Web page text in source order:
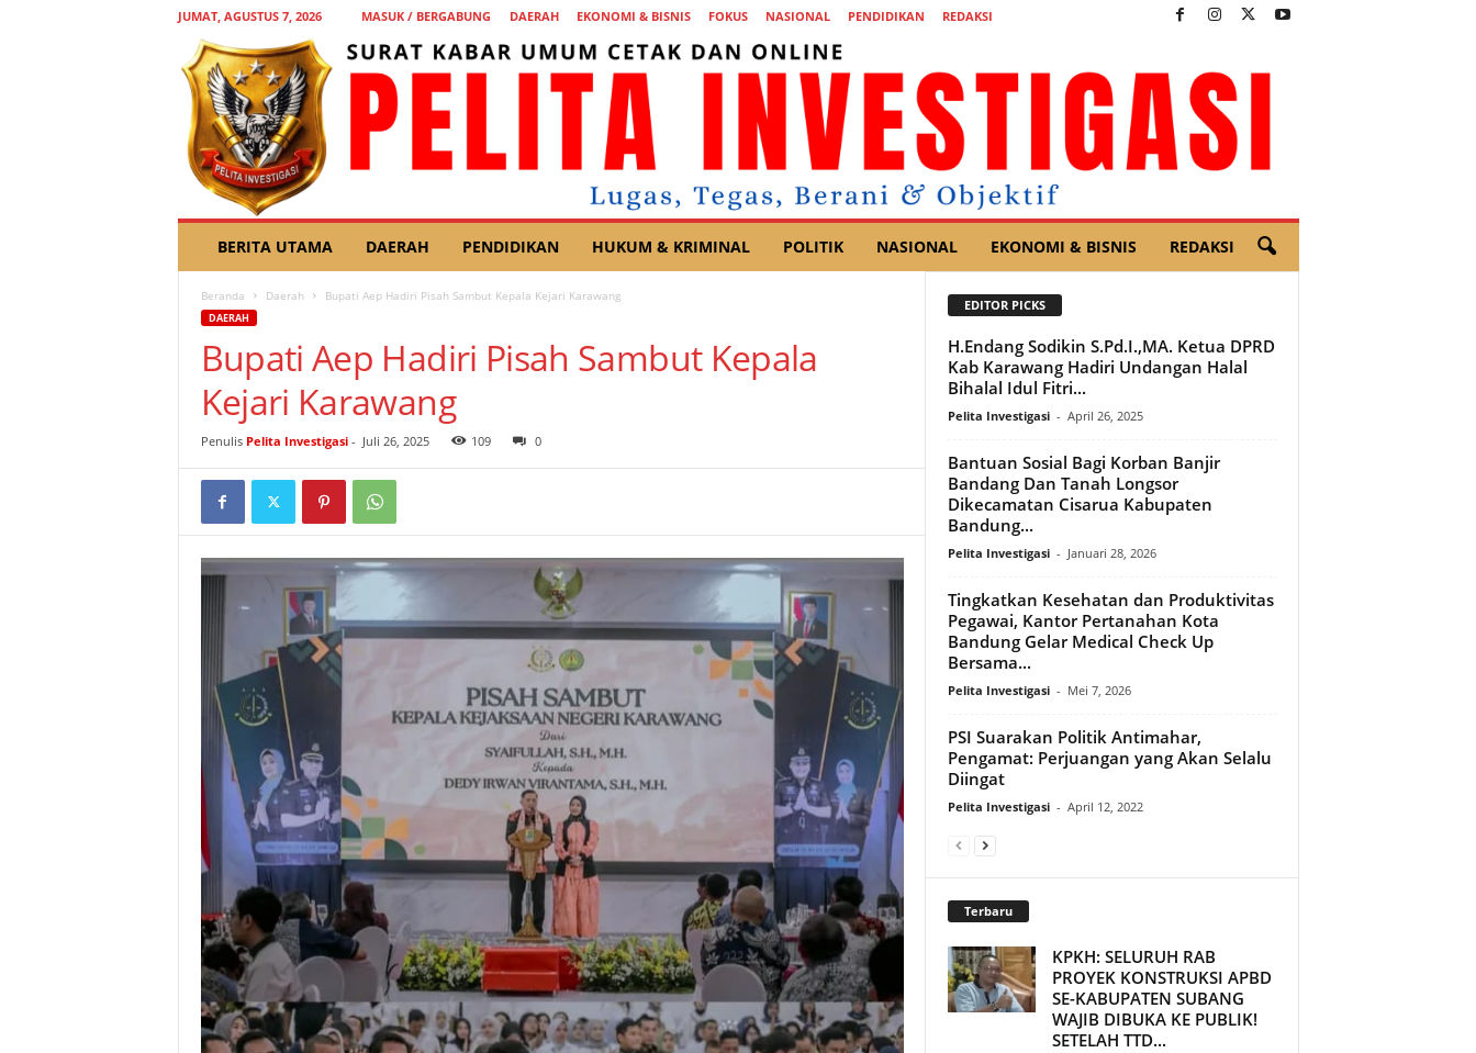
JUMAT, AGUSTUS 7, 2026 MASUK / BERGABUNG DAERAH EKONOMI & BISNIS FOKUS NASIONAL PENDIDIKAN REDAKSI
L
BERITA UTAMA DAERAH PENDIDIKAN HUKUM & KRIMINAL POLITIK NASIONAL EKONOMI & BISNIS REDAKSI
Beranda Daerah Bupati Aep Hadiri Pisah Sambut Kepala Kejari Karawang
DAERAH
Bupati Aep Hadiri Pisah Sambut Kepala
Kejari Karawang
Penulis Pelita Investigasi- Juli 26, 2025 109 0
EDITOR PICKS
H.Endang Sodikin S.Pd.I.,MA. Ketua DPRD
Kab Karawang Hadiri Undangan Halal
Bihalal Idul Fitri...
Pelita Investigasi - April 26, 2025
Bantuan Sosial Bagi Korban Banjir
Bandang Dan Tanah Longsor
Dikecamatan Cisarua Kabupaten
Bandung...
Pelita Investigasi - Januari 28, 2026
Tingkatkan Kesehatan dan Produktivitas
Pegawai, Kantor Pertanahan Kota
Bandung Gelar Medical Check Up
Bersama...
Pelita Investigasi - Mei 7, 2026
PSI Suarakan Politik Antimahar,
Pengamat: Perjuangan yang Akan Selalu
Diingat
Pelita Investigasi - April 12, 2022
Terbaru
KPKH: SELURUH RAB
PROYEK KONSTRUKSI APBD
SE-KABUPATEN SUBANG
WAJIB DIBUKA KE PUBLIK!
SETELAH TTD...